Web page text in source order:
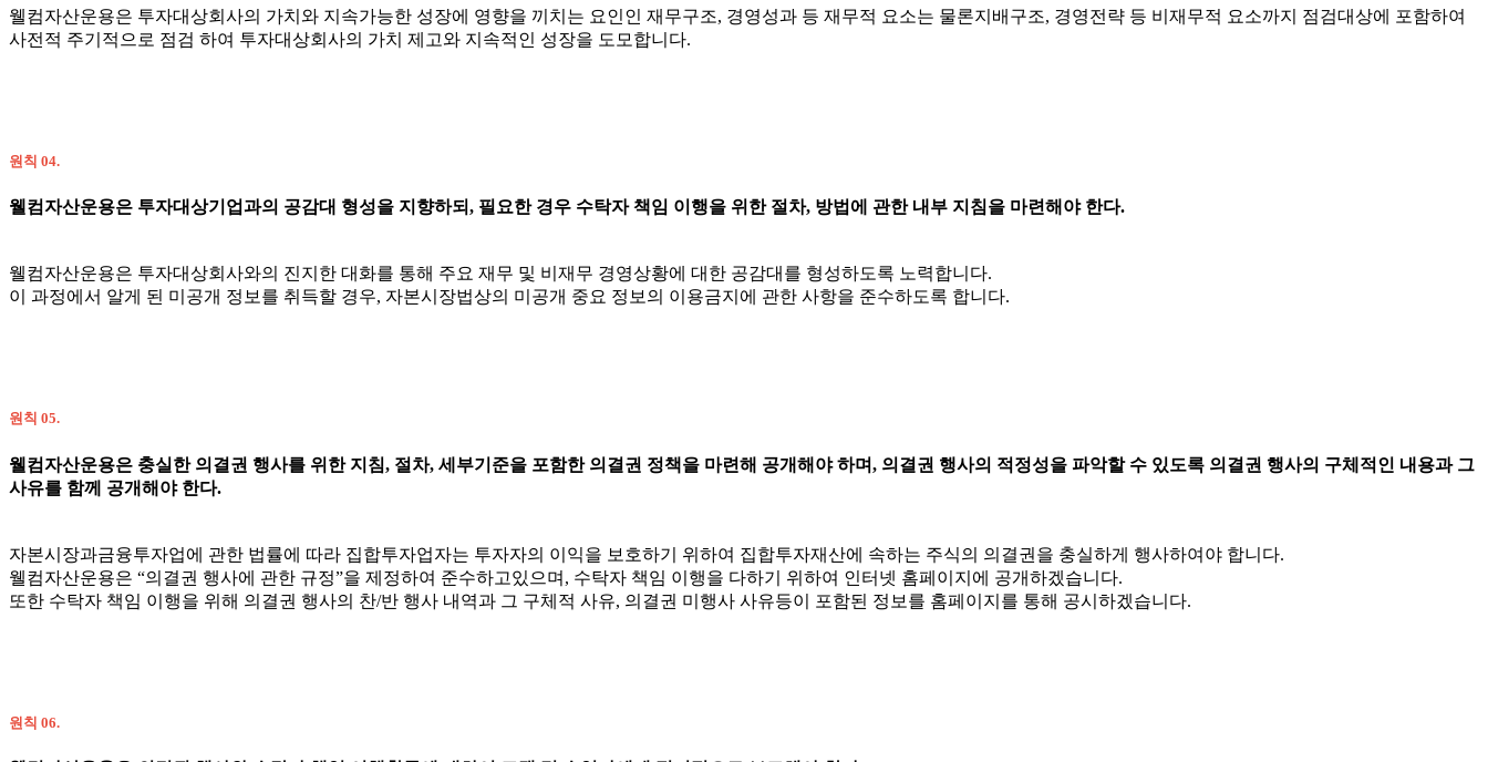
웰컴자산운용은 투자대상회사의 가치와 지속가능한 성장에 영향을 끼치는 요인인 재무구조, 경영성과 등 재무적 요소는 물론지배구조, 경영전략 등 비재무적 요소까지 점검대상에 포함하여
사전적 주기적으로 점검 하여 투자대상회사의 가치 제고와 지속적인 성장을 도모합니다.
원칙 04.
웰컴자산운용은 투자대상기업과의 공감대 형성을 지향하되, 필요한 경우 수탁자 책임 이행을 위한 절차, 방법에 관한 내부 지침을 마련해야 한다.
웰컴자산운용은 투자대상회사와의 진지한 대화를 통해 주요 재무 및 비재무 경영상황에 대한 공감대를 형성하도록 노력합니다.
이 과정에서 알게 된 미공개 정보를 취득할 경우, 자본시장법상의 미공개 중요 정보의 이용금지에 관한 사항을 준수하도록 합니다.
원칙 05.
웰컴자산운용은 충실한 의결권 행사를 위한 지침, 절차, 세부기준을 포함한 의결권 정책을 마련해 공개해야 하며, 의결권 행사의 적정성을 파악할 수 있도록 의결권 행사의 구체적인 내용과 그
사유를 함께 공개해야 한다.
자본시장과금융투자업에 관한 법률에 따라 집합투자업자는 투자자의 이익을 보호하기 위하여 집합투자재산에 속하는 주식의 의결권을 충실하게 행사하여야 합니다.
웰컴자산운용은 “의결권 행사에 관한 규정”을 제정하여 준수하고있으며, 수탁자 책임 이행을 다하기 위하여 인터넷 홈페이지에 공개하겠습니다.
또한 수탁자 책임 이행을 위해 의결권 행사의 찬/반 행사 내역과 그 구체적 사유, 의결권 미행사 사유등이 포함된 정보를 홈페이지를 통해 공시하겠습니다.
원칙 06.